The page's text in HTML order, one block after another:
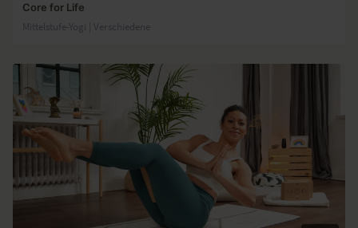
Core for Life
Mittelstufe-Yogi | Verschiedene